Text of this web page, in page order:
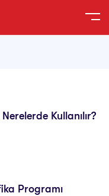
Kullanılır?
Programı